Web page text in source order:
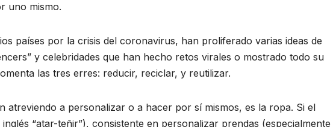
uno mismo.
países por la crisis del coronavirus, han proliferado varias ideas de
y celebridades que han hecho retos virales o mostrado todo su
las tres erres: reducir, reciclar, y reutilizar.
atreviendo a personalizar o a hacer por sí mismos, es la ropa. Si el
“atar-teñir”), consistente en personalizar prendas (especialmente